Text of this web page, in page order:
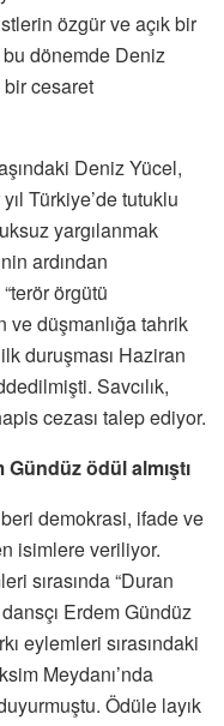
özgür ve açık bir
dönemde Deniz
cesaret
Deniz Yücel,
Türkiye’de tutuklu
yargılanmak
ardından
örgütü
ve düşmanlığa tahrik
duruşması Haziran
Savcılık,
cezası talep ediyor.
Gündüzödül almıştı
demokrasi, ifade ve
isimlere veriliyor.
sırasında “Duran
Erdem Gündüz
eylemleri sırasındaki
Meydanı’nda
Ödüle layık